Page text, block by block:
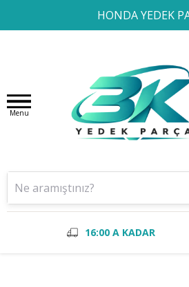
HONDA YEDEK
1 2 3 4
Menu
16:00 A KADAR